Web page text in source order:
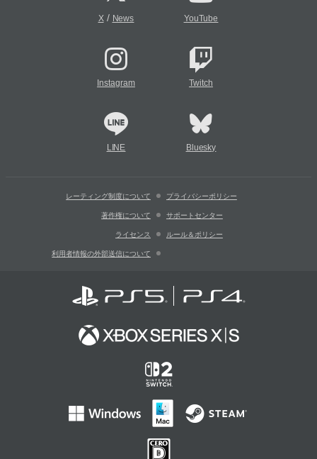
X/ News YouTube
Instagram Twitch
LINE Bluesky
レーティング制度について プライバシーポリシー
著作権について サポートセンター
ライセンス ルール＆ポリシー
利用者情報の外部送信について